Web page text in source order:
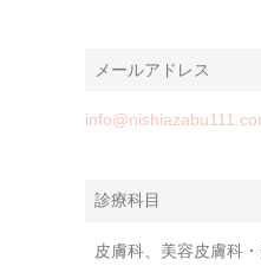
メールアドレス
診療科目
皮膚科、美容皮膚科